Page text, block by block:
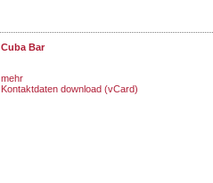
Cuba Bar
mehr
Kontaktdaten download (vCard)